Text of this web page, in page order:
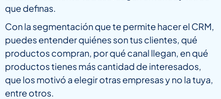
que definas.
Con la segmentación que te permite hacer el CRM,
puedes entender quiénes son tus clientes, qué
productos compran, por qué canal llegan, en qué
productos tienes más cantidad de interesados,
que los motivó a elegir otras empresas y no la tuya,
entre otros.